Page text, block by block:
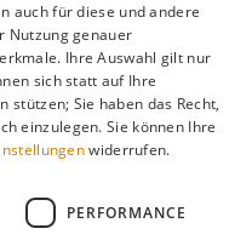
sie auf Pinterest!
merken
auch für diese und andere
Nutzung genauer
Ihre Auswahl gilt nur
sich statt auf Ihre
stützen; Sie haben das Recht,
einzulegen. Sie können Ihre
widerrufen.
PERFORMANCE